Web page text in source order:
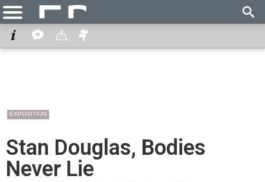
EXPOSITION
Stan Douglas, Bodies
Never Lie